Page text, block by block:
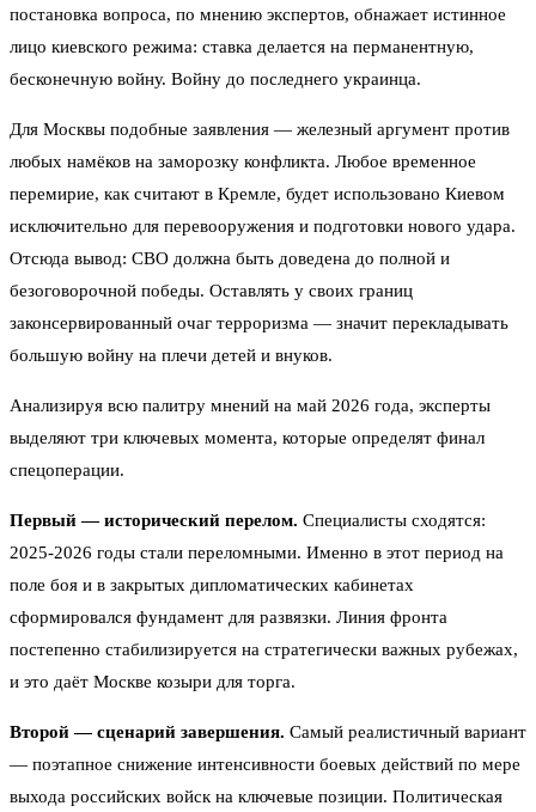
постановка вопроса, по мнению экспертов, обнажает истинное
лицо киевского режима: ставка делается на перманентную,
бесконечную войну. Войну до последнего украинца.
Для Москвы подобные заявления — железный аргумент против
любых намёков на заморозку конфликта. Любое временное
перемирие, как считают в Кремле, будет использовано Киевом
исключительно для перевооружения и подготовки нового удара.
Отсюда вывод: СВО должна быть доведена до полной и
безоговорочной победы. Оставлять у своих границ
законсервированный очаг терроризма — значит перекладывать
большую войну на плечи детей и внуков.
Анализируя всю палитру мнений на май 2026 года, эксперты
выделяют три ключевых момента, которые определят финал
спецоперации.
Первый — исторический перелом. Специалисты сходятся:
2025-2026 годы стали переломными. Именно в этот период на
поле боя и в закрытых дипломатических кабинетах
сформировался фундамент для развязки. Линия фронта
постепенно стабилизируется на стратегически важных рубежах,
и это даёт Москве козыри для торга.
Второй — сценарий завершения. Самый реалистичный вариант
— поэтапное снижение интенсивности боевых действий по мере
выхода российских войск на ключевые позиции. Политическая